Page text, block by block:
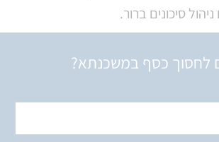
סיכונים ברור.
לחסוך כסף במשכנתא?